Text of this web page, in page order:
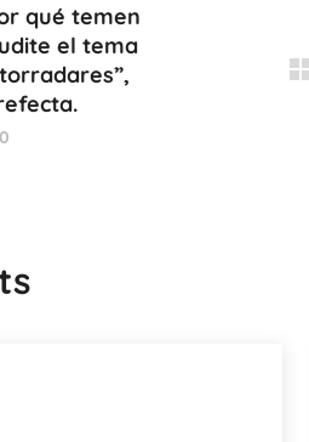
qué temen
el tema